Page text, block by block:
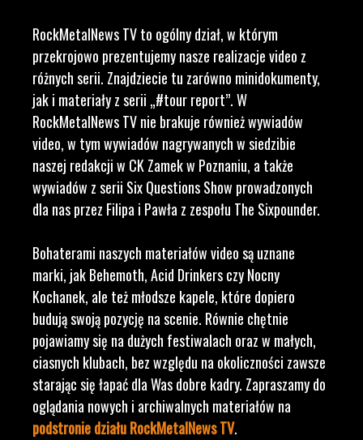
RockMetalNews TV to ogólny dział, w którym
przekrojowo prezentujemy nasze realizacje video z
różnych serii. Znajdziecie tu zarówno minidokumenty,
jak i materiały z serii „#tour report”. W
RockMetalNews TV nie brakuje również wywiadów
video, w tym wywiadów nagrywanych w siedzibie
naszej redakcji w CK Zamek w Poznaniu, a także
wywiadów z serii Six Questions Show prowadzonych
dla nas przez Filipa i Pawła z zespołu The Sixpounder.
Bohaterami naszych materiałów video są uznane
marki, jak Behemoth, Acid Drinkers czy Nocny
Kochanek, ale też młodsze kapele, które dopiero
budują swoją pozycję na scenie. Równie chętnie
pojawiamy się na dużych festiwalach oraz w małych,
ciasnych klubach, bez względu na okoliczności zawsze
starając się łapać dla Was dobre kadry. Zapraszamy do
oglądania nowych i archiwalnych materiałów na
podstronie działu RockMetalNews TV.